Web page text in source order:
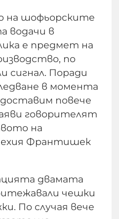
на шофьорските
водачи в
е предмет на
по
сигнал. Поради
в момента
повече
говорителят
на
Франтишек
двамата
чешки
По случая вече